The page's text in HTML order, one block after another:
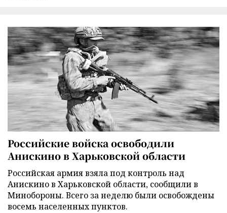
Российские войска освободили
Анискино в Харьковской области
Российская армия взяла под контроль над
Анискино в Харьковской области, сообщили в
Минобороны. Всего за неделю были освобождены
восемь населенных пунктов.